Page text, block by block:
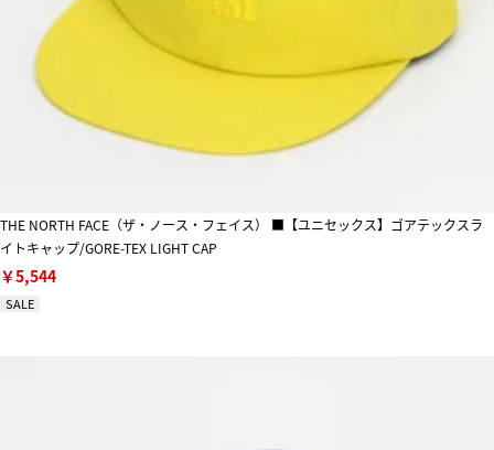
THE NORTH FACE（ザ・ノース・フェイス） ■【ユニセックス】ゴアテックスラ
イトキャップ/GORE-TEX LIGHT CAP
￥5,544
SALE